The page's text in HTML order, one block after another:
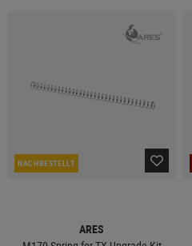
NACHBESTELLT
ARES